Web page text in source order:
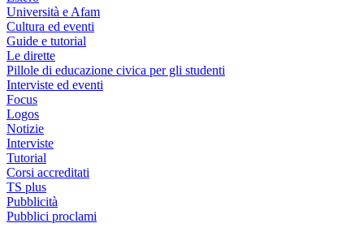
Università e Afam
Cultura ed eventi
Guide e tutorial
Le dirette
Pillole di educazione civica per gli studenti
Interviste ed eventi
Focus
Logos
Notizie
Interviste
Tutorial
Corsi accreditati
TS plus
Pubblicità
Pubblici proclami